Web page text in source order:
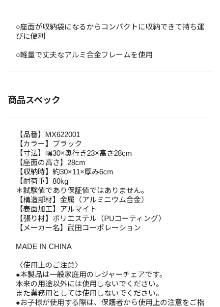
○座面が収納袋になるからコンパクトに収納できて持ち運
びに便利
○軽量で丈夫なアルミ合金フレームを使用
商品スペック
【品番】MX622001
【カラー】ブラック
【寸法】幅30×奥行き23×高さ28cm
【座面の高さ】28cm
【収納時】約30×11×厚み6cm
【耐荷重】80kg
＊試験値であり保証値ではありません。
【構造部材】金属（アルミニウム合金）
【表面加工】アルマイト
【張り材】ポリエステル（PUコーティング）
【メーカー名】武田コーポレーション
MADE IN CHINA
〈使用上のご注意〉
●本製品は一般家庭用のレジャーチェアです。
本来の用途以外には使用しないでください。
また業務用としては使用しないでください。
●お子様が使用する際は、保護者から使用上の注意をご指